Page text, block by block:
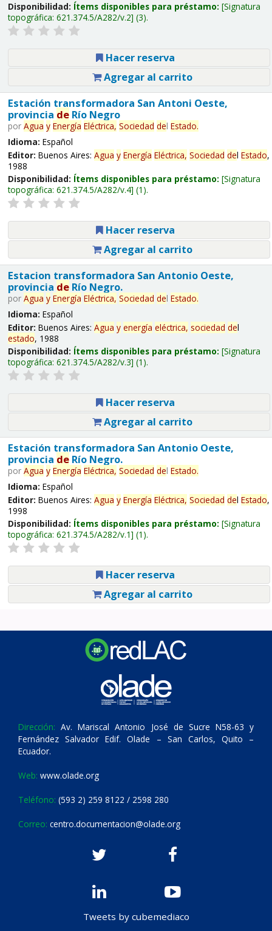
Disponibilidad: Ítems disponibles para préstamo: Signatura
topográfica: 621.374.5/A282/v.2 (3).
Hacer reserva
Agregar al carrito
Estación transformadora San Antoni Oeste,
provincia deRío Negro
por Agua y Energía Eléctrica, Sociedad del Estado.
Idioma: Español
Editor: Buenos Aires: Agua y Energía Eléctrica, Sociedad del Estado,
1988
Disponibilidad: Ítems disponibles para préstamo: Signatura
topográfica: 621.374.5/A282/v.4 (1).
Hacer reserva
Agregar al carrito
Estacion transformadora San Antonio Oeste,
provincia deRío Negro.
por Agua y Energía Eléctrica, Sociedad del Estado.
Idioma: Español
Editor: Buenos Aires: Agua y energía eléctrica, sociedad del
estado, 1988
Disponibilidad: Ítems disponibles para préstamo: Signatura
topográfica: 621.374.5/A282/v.3 (1).
Hacer reserva
Agregar al carrito
Estación transformadora San Antonio Oeste,
provincia deRío Negro.
por Agua y Energía Eléctrica, Sociedad del Estado.
Idioma: Español
Editor: Buenos Aires: Agua y Energía Eléctrica, Sociedad del Estado,
1998
Disponibilidad: Ítems disponibles para préstamo: Signatura
topográfica: 621.374.5/A282/v.1 (1).
Hacer reserva
Agregar al carrito
Dirección: Av. Mariscal Antonio José de Sucre N58-63 y
Fernández Salvador Edif. Olade – San Carlos, Quito –
Ecuador.
Web: www.olade.org
Teléfono: (593 2) 259 8122 / 2598 280
Correo: centro.documentacion@olade.org
Tweets by cubemediaco